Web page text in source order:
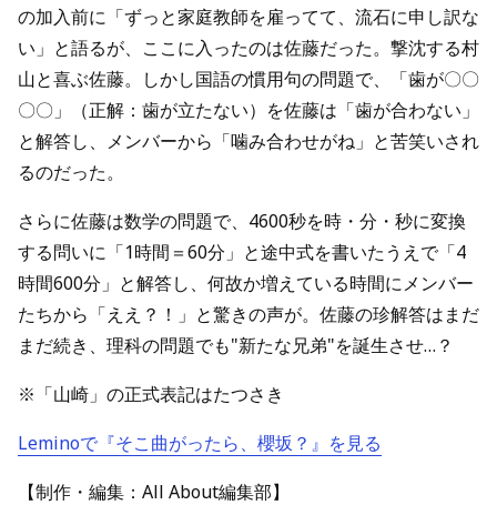
の加入前に「ずっと家庭教師を雇ってて、流石に申し訳な
い」と語るが、ここに入ったのは佐藤だった。撃沈する村
山と喜ぶ佐藤。しかし国語の慣用句の問題で、「歯が〇〇
〇〇」（正解：歯が立たない）を佐藤は「歯が合わない」
と解答し、メンバーから「噛み合わせがね」と苦笑いされ
るのだった。
さらに佐藤は数学の問題で、4600秒を時・分・秒に変換
する問いに「1時間＝60分」と途中式を書いたうえで「4
時間600分」と解答し、何故か増えている時間にメンバー
たちから「ええ？！」と驚きの声が。佐藤の珍解答はまだ
まだ続き、理科の問題でも"新たな兄弟"を誕生させ…？
※「山崎」の正式表記はたつさき
Leminoで『そこ曲がったら、櫻坂？』を見る
【制作・編集：All About編集部】